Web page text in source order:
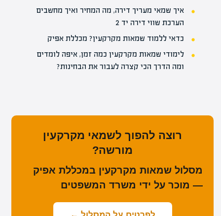
איך שמאי מעריך דירה, מה המחיר ואיך מחשבים
הערכת שווי דירה יד 2
כדאי ללמוד שמאות מקרקעין? מכללת אפיק
לימודי שמאות מקרקעין כמה זמן, איפה לומדים
ומה הדרך הכי קצרה לעבור את הבחינות?
רוצה להפוך לשמאי מקרקעין
מורשה?
מסלול שמאות מקרקעין במכללת אפיק
— מוכר על ידי משרד המשפטים